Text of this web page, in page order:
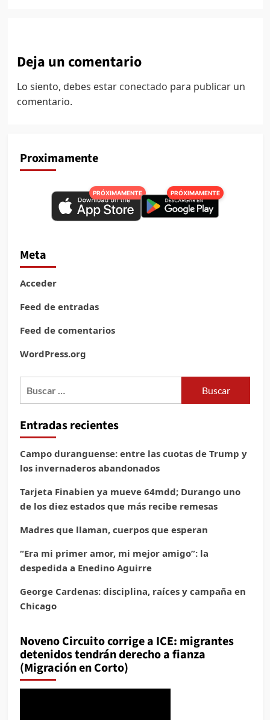
Deja un comentario
Lo siento, debes estar conectado para publicar un
comentario.
Proximamente
PRÓXIMAMENTE PRÓXIMAMENTE
Meta
Acceder
Feed de entradas
Feed de comentarios
WordPress.org
Entradas recientes
Campo duranguense: entre las cuotas de Trump y
los invernaderos abandonados
Tarjeta Finabien ya mueve 64mdd; Durango uno
de los diez estados que más recibe remesas
Madres que llaman, cuerpos que esperan
“Era mi primer amor, mi mejor amigo”: la
despedida a Enedino Aguirre
George Cardenas: disciplina, raíces y campaña en
Chicago
Noveno Circuito corrige a ICE: migrantes
detenidos tendrán derecho a fianza
(Migración en Corto)